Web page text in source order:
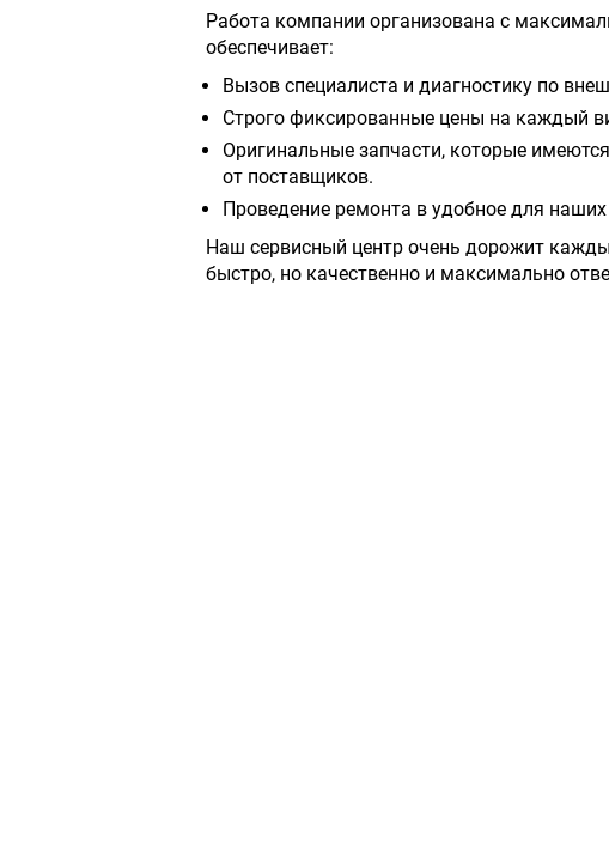
Работа компании организована с
обеспечивает:
Вызов специалиста и диагностику по
Строго фиксированные цены на каждый
Оригинальные запчасти, которые
от поставщиков.
Проведение ремонта в удобное для
Наш сервисный центр очень дорожит
быстро, но качественно и максимально